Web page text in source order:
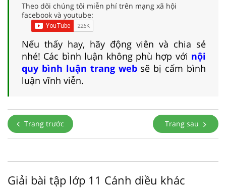
Theo dõi chúng tôi miễn phí trên mạng xã hội
facebook và youtube:
Nếu thấy hay, hãy động viên và chia sẻ
nhé! Các bình luận không phù hợp với nội
quy bình luận trang websẽ bị cấm bình
luận vĩnh viễn.
Trang trước Trang sau
Giải bài tập lớp 11 Cánh diều khác